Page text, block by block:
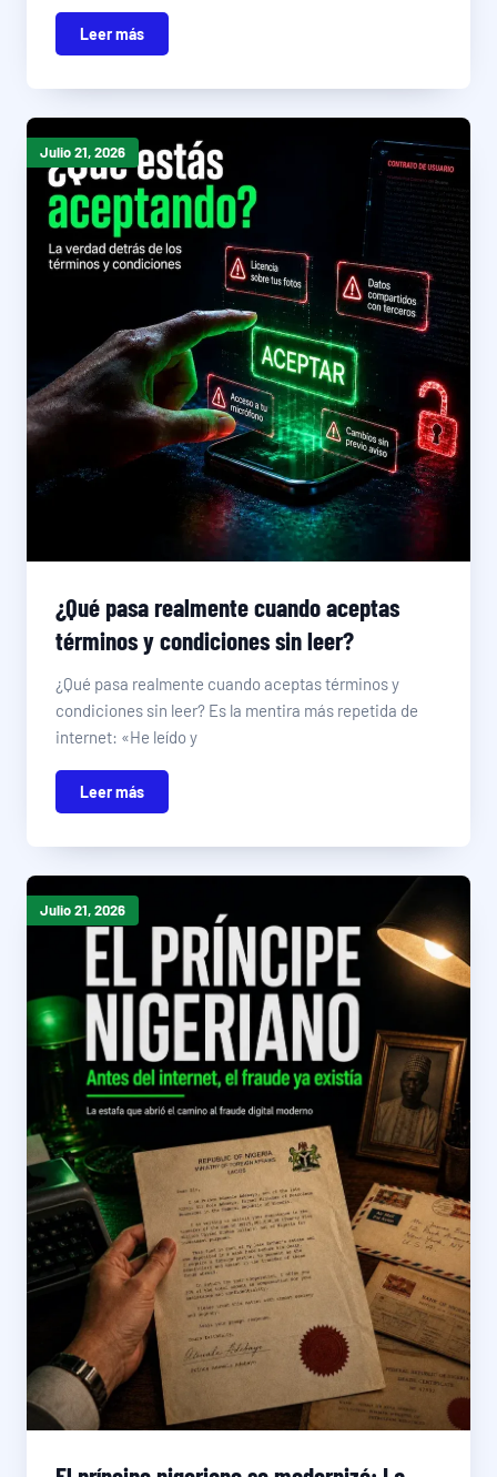
Leer más
Julio 21, 2026
¿Qué pasa realmente cuando aceptas
términos y condiciones sin leer?
¿Qué pasa realmente cuando aceptas términos y
condiciones sin leer? Es la mentira más repetida de
internet: «He leído y
Leer más
Julio 21, 2026